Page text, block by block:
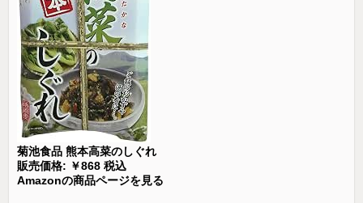
菊池食品 熊本高菜のしぐれ
販売価格: ￥868 税込
Amazonの商品ページを見る